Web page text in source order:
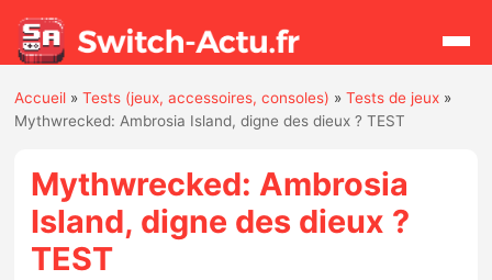
Rechercher
Actualités
Jeux
Accueil »Tests (jeux, accessoires, consoles) »Tests de jeux »
Mythwrecked: Ambrosia Island, digne des dieux ? TEST
Mythwrecked: Ambrosia
Island, digne des dieux ?
TEST